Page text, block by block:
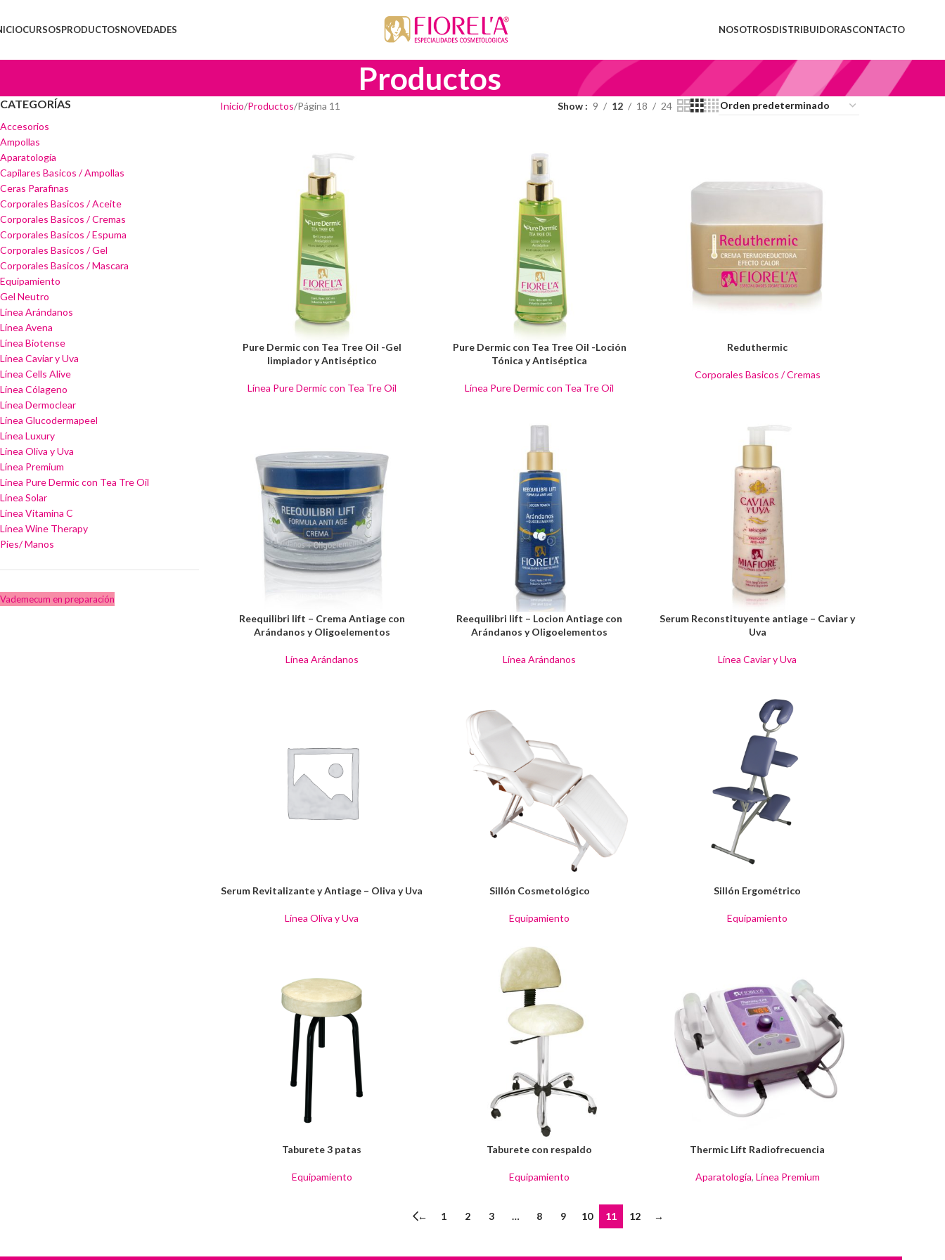
CURSOSPRODUCTOSNOVEDADES NOSOTROSDISTRIBUIDORASCONTACTO
Productos
CATEGORÍAS
Accesorios
Ampollas
Aparatología
Capilares Basicos / Ampollas
Ceras Parafinas
Corporales Basicos / Aceite
Corporales Basicos / Cremas
Corporales Basicos / Espuma
Corporales Basicos / Gel
Corporales Basicos / Mascara
Equipamiento
Gel Neutro
Línea Arándanos
Línea Avena
Línea Biotense
Línea Caviar y Uva
Línea Cells Alive
Línea Cólageno
Línea Dermoclear
Línea Glucodermapeel
Línea Luxury
Línea Oliva y Uva
Línea Premium
Línea Pure Dermic con Tea Tre Oil
Línea Solar
Línea Vitamina C
Línea Wine Therapy
Pies/ Manos
Vademecum en preparación
Inicio Productos Página 11 Show 9 12 18 24
Pure Dermic con Tea Tree Oil -Gel
limpiador y Antiséptico
Línea Pure Dermic con Tea Tre Oil
Pure Dermic con Tea Tree Oil -Loción
Tónica y Antiséptica
Línea Pure Dermic con Tea Tre Oil
Reduthermic
Corporales Basicos / Cremas
Reequilibri lift – Crema Antiage con
Arándanos y Oligoelementos
Línea Arándanos
Reequilibri lift – Locion Antiage con
Arándanos y Oligoelementos
Línea Arándanos
Serum Reconstituyente antiage – Caviar y
Uva
Línea Caviar y Uva
Serum Revitalizante y Antiage – Oliva y Uva
Línea Oliva y Uva
Sillón Cosmetológico
Equipamiento
Sillón Ergométrico
Equipamiento
Taburete 3 patas
Equipamiento
Taburete con respaldo
Equipamiento
Thermic Lift Radiofrecuencia
Aparatología, Línea Premium
← 1 2 3 … 8 9 10 11 12 →